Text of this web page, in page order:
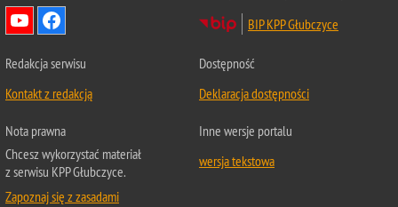
BIP KPP Głubczyce
Redakcja serwisu
Kontakt z redakcją
Dostępność
Deklaracja dostępności
Nota prawna
Chcesz wykorzystać materiał
z serwisu KPP Głubczyce.
Zapoznaj się z zasadami
Inne wersje portalu
wersja tekstowa